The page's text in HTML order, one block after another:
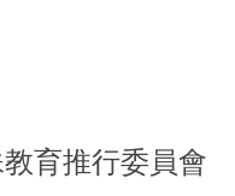
育推行委員會